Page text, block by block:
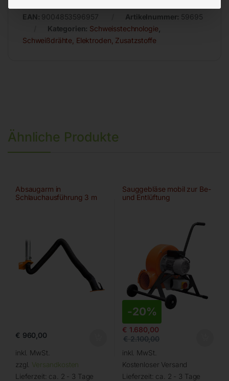
EAN: 9004853596957 Artikelnummer: 59695
Kategorien: Schweisstechnologie
Schweißdrähte, Elektroden, Zusatzstoffe
Ähnliche Produkte
Absaugarm in
Schlauchausführung 3 m
€ 960,00
inkl. MwSt.
zzgl. Versandkosten
Lieferzeit: ca. 2 - 3 Tage
Sauggebläse mobil zur Be-
und Entlüftung
-20%
€ 1.680,00
€2.100,00
inkl. MwSt.
Kostenloser Versand
Lieferzeit: ca. 2 - 3 Tage